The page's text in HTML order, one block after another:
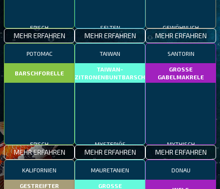
MEHR ERFAHREN MEHR ERFAHREN MEHR ERFAHREN
POTOMAC
BARSCHFORELLE
MEHR ERFAHREN
TAIWAN
TAIWAN-
ZITRONENBUNTBARSCH
MEHR ERFAHREN
SANTORIN
GROSSE
GABELMAKRELE
MEHR ERFAHREN
KALIFORNIEN
GESTREIFTER
MAURETANIEN
GROSSE
DONAU